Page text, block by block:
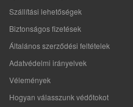
Szállítási lehetőségek
Biztonságos fizetések
Általános szerződési feltételek
Adatvédelmi irányelvek
Vélemények
Hogyan válasszunk védőtokot